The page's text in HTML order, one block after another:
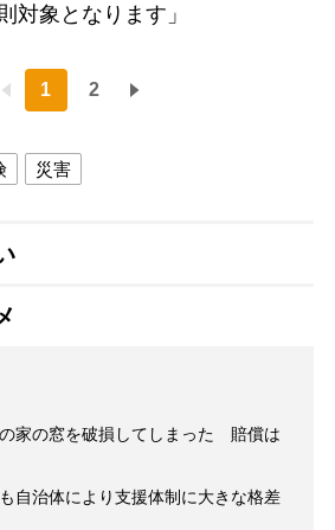
対象となります」
1 2
災害
家の窓を破損してしまった 賠償は
自治体により支援体制に大きな格差